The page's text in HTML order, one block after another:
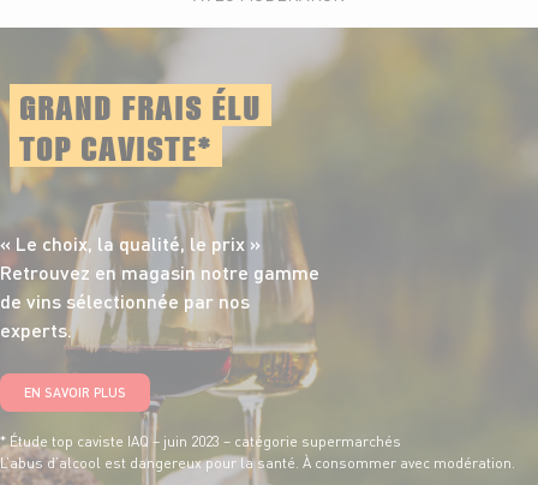
GRAND FRAIS ÉLU
TOP CAVISTE*
« Le choix, la qualité, le prix »
Retrouvez en magasin notre gamme
de vins sélectionnée par nos
experts.
EN SAVOIR PLUS
* Étude top caviste IAQ – juin 2023 – catégorie supermarchés
L’abus d’alcool est dangereux pour la santé. À consommer avec modération.